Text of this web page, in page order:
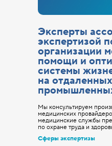
Эксперты
экспертизой
организации
помощи и
системы
на отдаленных
Сферы экспертизы
Мы консультируем
медицинских
медицинские службы
по охране труда и